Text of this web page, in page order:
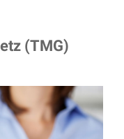
(TMG)